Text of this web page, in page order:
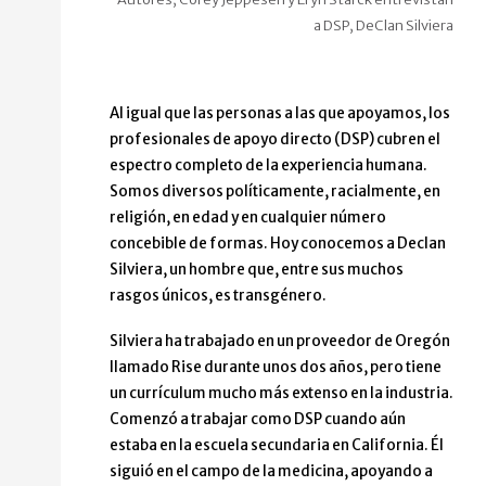
a DSP, DeClan Silviera
Al igual que las personas a las que apoyamos, los
profesionales de apoyo directo (DSP) cubren el
espectro completo de la experiencia humana.
Somos diversos políticamente, racialmente, en
religión, en edad y en cualquier número
concebible de formas. Hoy conocemos a Declan
Silviera, un hombre que, entre sus muchos
rasgos únicos, es transgénero.
Silviera ha trabajado en un proveedor de Oregón
llamado Rise durante unos dos años, pero tiene
un currículum mucho más extenso en la industria.
Comenzó a trabajar como DSP cuando aún
estaba en la escuela secundaria en California. Él
siguió en el campo de la medicina, apoyando a